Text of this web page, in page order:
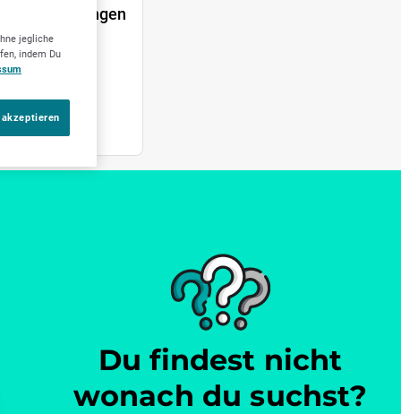
Engstingen
Du findest nicht
wonach du suchst?
jegliche
indem Du